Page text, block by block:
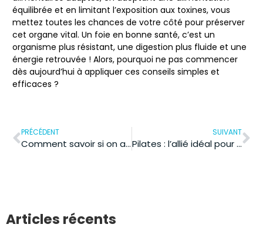
équilibrée et en limitant l’exposition aux toxines, vous
mettez toutes les chances de votre côté pour préserver
cet organe vital. Un foie en bonne santé, c’est un
organisme plus résistant, une digestion plus fluide et une
énergie retrouvée ! Alors, pourquoi ne pas commencer
dès aujourd’hui à appliquer ces conseils simples et
efficaces ?
PRÉCÉDENT
Comment savoir si on a besoin d’un drainage lymphatique ?
SUIVANT
Pilates : l’allié idéal pour un dos sans douleur et une posture parfaite
Articles récents